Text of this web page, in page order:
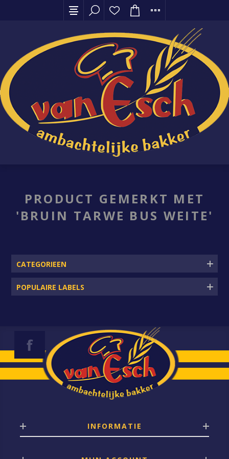
PRODUCT GEMERKT MET
'BRUIN TARWE BUS WEITE'
CATEGORIEEN
POPULAIRE LABELS
INFORMATIE